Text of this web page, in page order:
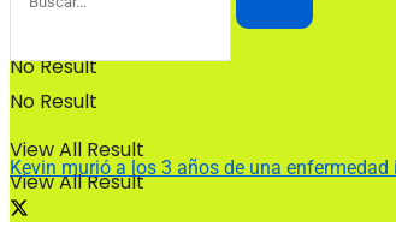
No Result
View All Result
No Result
View All Result
Kevin murió a los 3 años de una